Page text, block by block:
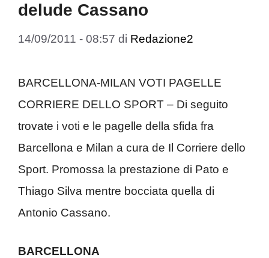
delude Cassano
14/09/2011 - 08:57 di Redazione2
BARCELLONA-MILAN VOTI PAGELLE
CORRIERE DELLO SPORT – Di seguito
trovate i voti e le pagelle della sfida fra
Barcellona e Milan a cura de Il Corriere dello
Sport. Promossa la prestazione di Pato e
Thiago Silva mentre bocciata quella di
Antonio Cassano.
BARCELLONA